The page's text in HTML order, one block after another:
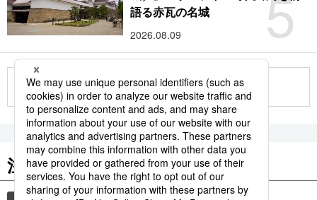
語る赤瓦の名城
2026.08.09
もっと見る
注目のキーワード